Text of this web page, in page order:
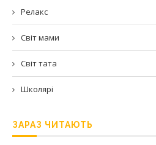
Релакс
Світ мами
Світ тата
Школярі
ЗАРАЗ ЧИТАЮТЬ